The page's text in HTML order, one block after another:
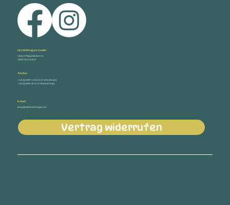
Die Stöttingers GmbH
Obere Pappelleiten 14
4655 Vorchdorf
Telefon
+43 (0) 699 14 05 54 51 (Christoph)
+43 (0) 699 18 10 13 18 (Stefanie)
E-Mail
shop@diestoettingers.at
Vertrag widerrufen